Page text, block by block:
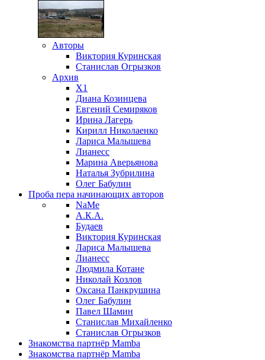
Авторы
Виктория Куринская
Станислав Огрызков
Архив
X1
Диана Козинцева
Евгений Семиряков
Ирина Лагерь
Кирилл Николаенко
Лариса Малышева
Лианесс
Марина Аверьянова
Наталья Зубрилина
Олег Бабулин
Проба пера начинающих авторов
NaMe
А.К.А.
Будаев
Виктория Куринская
Лариса Малышева
Лианесс
Людмила Котане
Николай Козлов
Оксана Панкрушина
Олег Бабулин
Павел Шамин
Станислав Михайленко
Станислав Огрызков
Знакомства партнёр Mamba
Знакомства партнёр Mamba